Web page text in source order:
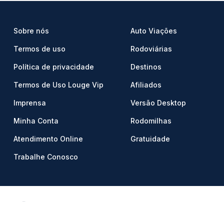
Sobre nós
Termos de uso
Política de privacidade
Termos de Uso Louge Vip
Imprensa
Minha Conta
Atendimento Online
Trabalhe Conosco
Auto Viações
Rodoviárias
Destinos
Afiliados
Versão Desktop
Rodomilhas
Gratuidade